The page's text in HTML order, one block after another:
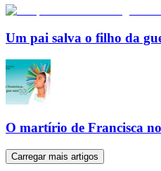
Um pai salva o filho da
O martírio de Francisca
Carregar mais artigos